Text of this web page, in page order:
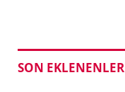
SON EKLENENLER